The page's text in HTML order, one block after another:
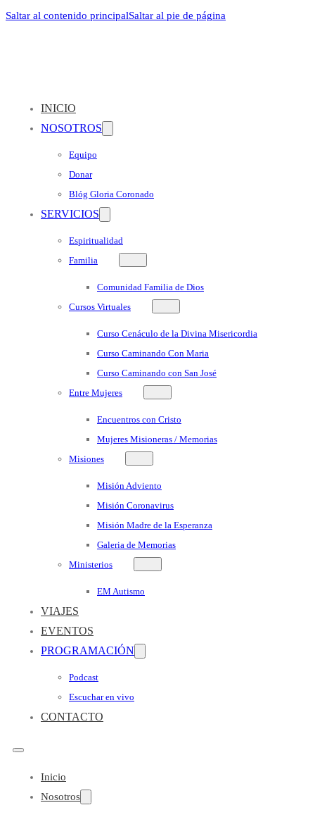
Saltar al contenido principalSaltar al pie de página
INICIO
NOSOTROS
Equipo
Donar
Blóg Gloria Coronado
SERVICIOS
Espiritualidad
Familia
Comunidad Familia de Dios
Cursos Virtuales
Curso Cenáculo de la Divina Misericordia
Curso Caminando Con Maria
Curso Caminando con San José
Entre Mujeres
Encuentros con Cristo
Mujeres Misioneras / Memorias
Misiones
Misión Adviento
Misión Coronavirus
Misión Madre de la Esperanza
Galeria de Memorias
Ministerios
EM Autismo
VIAJES
EVENTOS
PROGRAMACIÓN
Podcast
Escuchar en vivo
CONTACTO
Inicio
Nosotros